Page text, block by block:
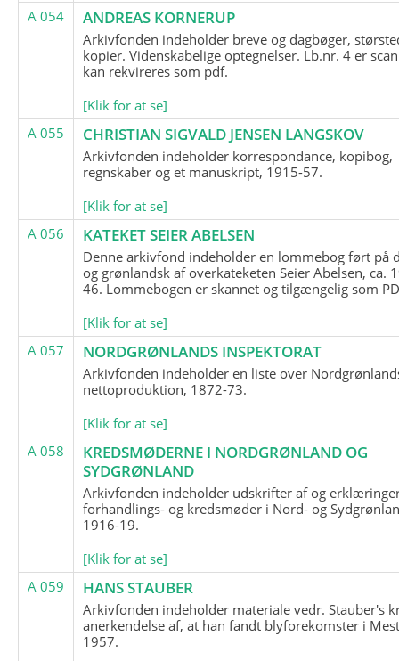
A 054
ANDREAS KORNERUP
Arkivfonden indeholder breve og dagbøger,
kopier. Videnskabelige optegnelser. Lb.nr. 4 er
kan rekvireres som pdf.
[Klik for at se]
A 055
CHRISTIAN SIGVALD JENSEN LANGSKOV
Arkivfonden indeholder korrespondance, kopibog,
regnskaber og et manuskript, 1915-57.
[Klik for at se]
A 056
KATEKET SEIER ABELSEN
Denne arkivfond indeholder en lommebog ført på
og grønlandsk af overkateketen Seier Abelsen, ca.
46. Lommebogen er skannet og tilgængelig som
[Klik for at se]
A 057
NORDGRØNLANDS INSPEKTORAT
Arkivfonden indeholder en liste over
nettoproduktion, 1872-73.
[Klik for at se]
A 058
KREDSMØDERNE I NORDGRØNLAND OG
SYDGRØNLAND
Arkivfonden indeholder udskrifter af og
forhandlings- og kredsmøder i Nord- og
1916-19.
[Klik for at se]
A 059
HANS STAUBER
Arkivfonden indeholder materiale vedr. Stauber's
anerkendelse af, at han fandt blyforekomster i
1957.